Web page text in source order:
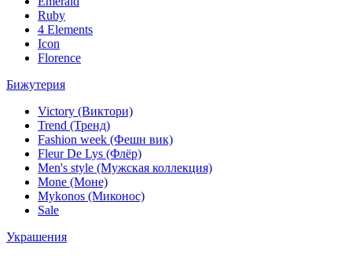
Ruby
4 Elements
Icon
Florence
Бижутерия
Victory (Виктори)
Trend (Тренд)
Fashion week (Фешн вик)
Fleur De Lys (Флёр)
Men's style (Мужская коллекция)
Mone (Моне)
Mykonos (Миконос)
Sale
Украшения